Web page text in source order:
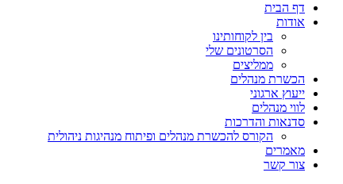
דף הבית
אודות
בין לקוחותינו
הסרטונים שלי
ממליצים
הכשרת מנהלים
ייעוץ ארגוני
לווי מנהלים
סדנאות והדרכות
הקורס להכשרת מנהלים ופיתוח מנהיגות ניהולית
מאמרים
צור קשר